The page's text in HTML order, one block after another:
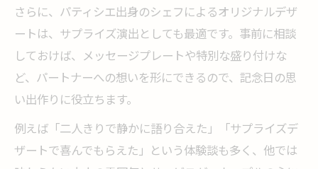
ント
記念日に欠かせない華やかなデザート体験
思い出深い夜に導く日ノ出町の記念日ディナー
案内
特別な夜に選びたい記念日ディナーの提案
大人の雰囲気で過ごす記念日ディナー体験
さらに、パティシエ出身のシェフによるオリジナルデザ
ートは、サプライズ演出としても最適です。事前に相談
しておけば、メッセージプレートや特別な盛り付けな
ど、パートナーへの想いを形にできるので、記念日の思
い出作りに役立ちます。
例えば「二人きりで静かに語り合えた」「サプライズデ
ザートで喜んでもらえた」という体験談も多く、他では